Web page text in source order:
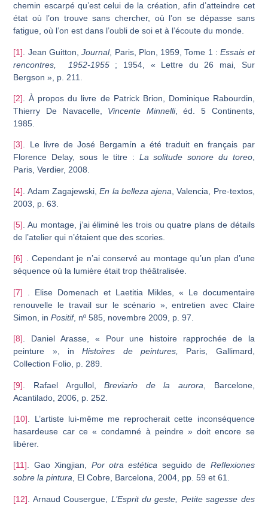
chemin escarpé qu’est celui de la création, afin d’atteindre cet
état où l’on trouve sans chercher, où l’on se dépasse sans
fatigue, où l’on est dans l’oubli de soi et à l’écoute du monde.
[1] . Jean Guitton,Journal, Paris, Plon, 1959, Tome 1 : Essais et
rencontres, 1952-1955; 1954, « Lettre du 26 mai, Sur
Bergson », p. 211.
[2] . À propos du livre de Patrick Brion, Dominique Rabourdin,
Thierry De Navacelle, Vincente Minnelli, éd. 5 Continents,
1985.
[3]. Le livre de José Bergamín a été traduit en français par
Florence Delay, sous le titre : La solitude sonore du toreo,
Paris, Verdier, 2008.
[4] . Adam Zagajewski,En la belleza ajena , Valencia, Pre-textos,
2003, p. 63.
[5] . Au montage, j’ai éliminé les trois ou quatre plans de détails
de l’atelier qui n’étaient que des scories.
[6] . Cependant je n’ai conservé au montage qu’un plan d’une
séquence où la lumière était trop théâtralisée.
[7] . Elise Domenach et Laetitia Mikles, « Le documentaire
renouvelle le travail sur le scénario », entretien avec Claire
Simon, inPositif, nº 585, novembre 2009, p. 97.
[8]. Daniel Arasse, « Pour une histoire rapprochée de la
peinture », inHistoires de peintures, Paris, Gallimard,
Collection Folio, p. 289.
[9] . Rafael Argullol,Breviario de la aurora , Barcelone,
Acantilado, 2006, p. 252.
[10] . L’artiste lui-même me reprocherait cette incon­séquence
hasardeuse car ce « condamné à peindre » doit encore se
libérer.
[11]. Gao Xingjian, Por otra estética seguido de Reflexiones
sobre la pintura, El Cobre, Barcelona, 2004, pp. 59 et 61.
[12] . Arnaud Cousergue, L’Esprit du geste, Petite sagesse des